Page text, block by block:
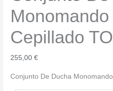
Cepillado
255,00€
Conjunto De Ducha